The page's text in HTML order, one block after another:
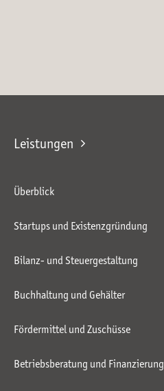
Leistungen
Überblick
Startups und Existenzgründung
Bilanz- und Steuergestaltung
Buchhaltung und Gehälter
Fördermittel und Zuschüsse
Betriebsberatung und Finanzierung